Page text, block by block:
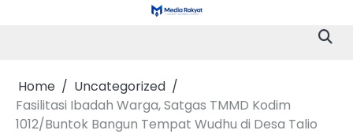
Home
Uncategorized
Fasilitasi Ibadah Warga, Satgas TMMD Kodim
1012/Buntok Bangun Tempat Wudhu di Desa Talio